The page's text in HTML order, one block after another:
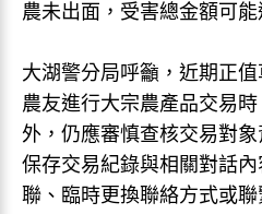
農未出面，受害總金額可能
大湖警分局呼籲，近期正
農友進行大宗農產品交易
外，仍應審慎查核交易對
保存交易紀錄與相關對話
聯、臨時更換聯絡方式或